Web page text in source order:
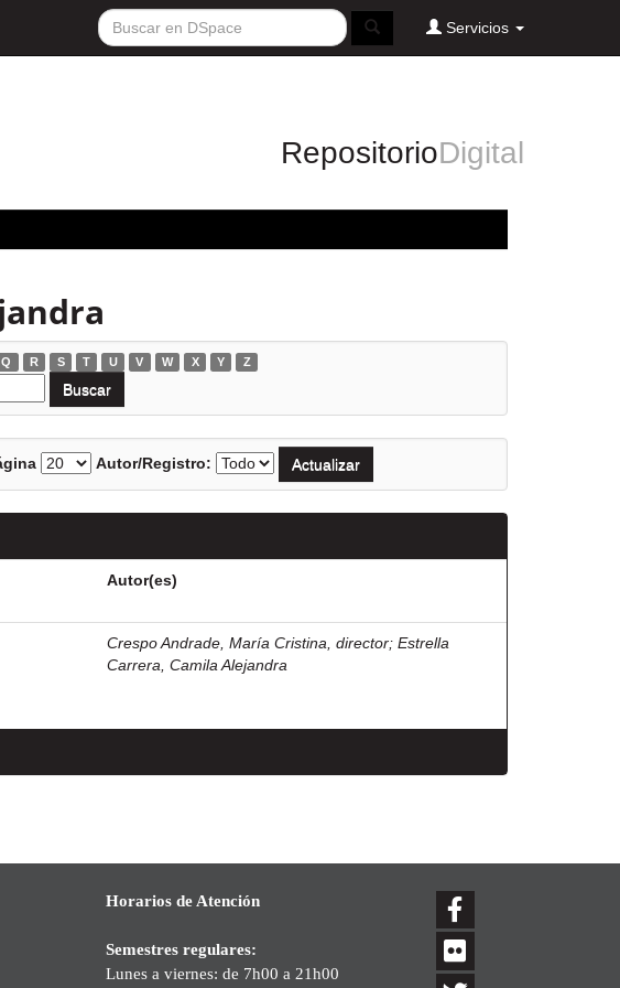
Servicios
RepositorioDigital
Q R S T U V W X Y Z
Autor/Registro:
Autor(es)
Crespo Andrade, María Cristina, director; Estrella
Carrera, Camila Alejandra
Horarios de Atención
Semestres regulares:
Lunes a viernes: de 7h00 a 21h00